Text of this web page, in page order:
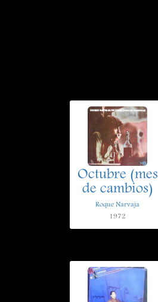
Octubre (mes
de cambios)
Roque Narvaja
1972